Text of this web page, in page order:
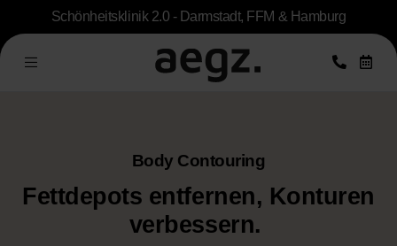
Schönheitsklinik 2.0 - Darmstadt, FFM & Hamburg
Body Contouring
Fettdepots entfernen, Konturen
verbessern.